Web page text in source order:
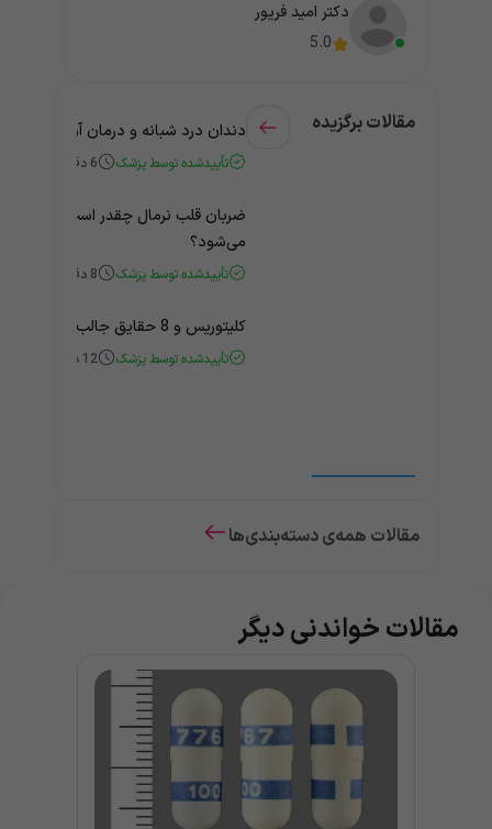
دکتر امید فریور
5.0
مقالات برگزیده دندان درد شبانه و درمان آن +
تأییدشده توسط پزشک 6 دقیقه
ضربان قلب نرمال چقدر است؟ چه
می‌شود؟
تأییدشده توسط پزشک 8 دقیقه
کلیتوریس و 8 حقایق جالب و باورنکردنی درباره آن
تأییدشده توسط پزشک 12 دقیقه
مقالات همه‌ی دسته‌بندی‌ها
مقالات خواندنی دیگر